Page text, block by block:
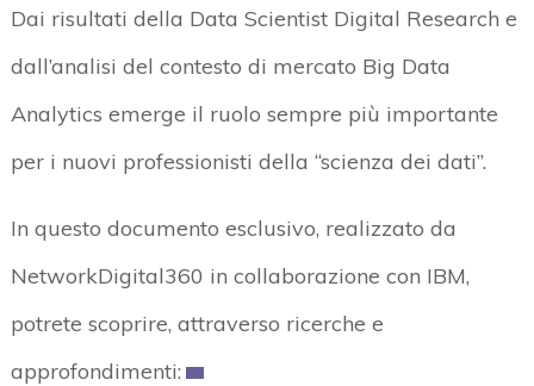
Dai risultati della Data Scientist Digital Research e
dall’analisi del contesto di mercato Big Data
Analytics emerge il ruolo sempre più importante
per i nuovi professionisti della “scienza dei dati”.
In questo documento esclusivo, realizzato da
NetworkDigital360 in collaborazione con IBM,
potrete scoprire, attraverso ricerche e
approfondimenti: